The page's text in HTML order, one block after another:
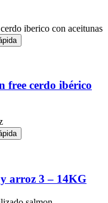
free cerdo ibérico
arroz 3 – 14KG